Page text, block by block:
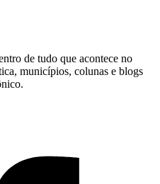
de tudo que acontece no
municípios, colunas e blogs